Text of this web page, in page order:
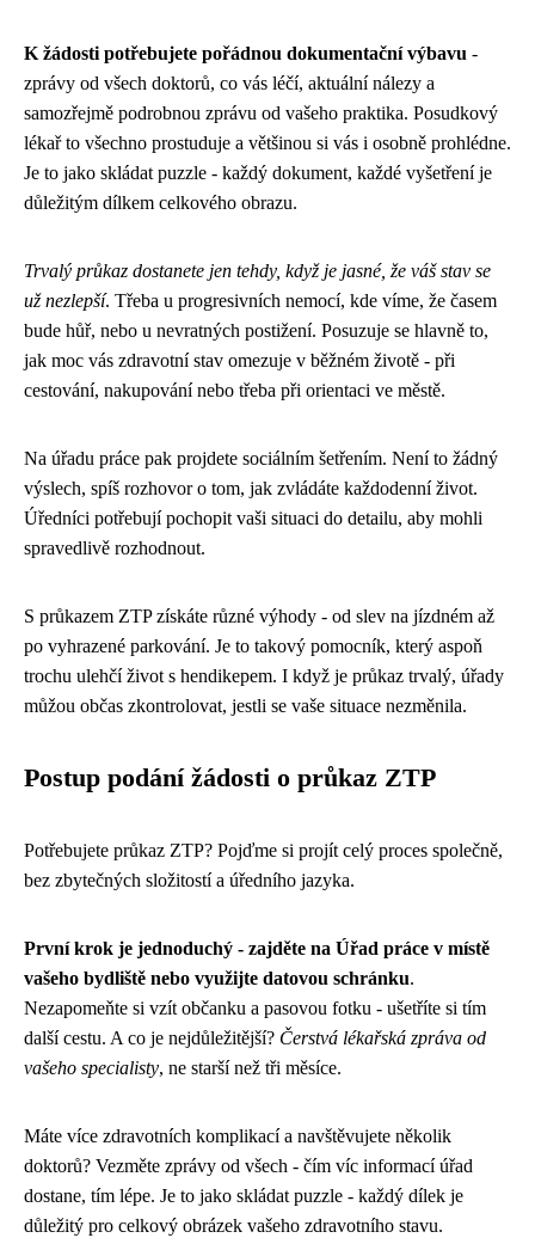
K žádosti potřebujete pořádnou dokumentační výbavu -
zprávy od všech doktorů, co vás léčí, aktuální nálezy a
samozřejmě podrobnou zprávu od vašeho praktika. Posudkový
lékař to všechno prostuduje a většinou si vás i osobně prohlédne.
Je to jako skládat puzzle - každý dokument, každé vyšetření je
důležitým dílkem celkového obrazu.
Trvalý průkaz dostanete jen tehdy, když je jasné, že váš stav se
už nezlepší. Třeba u progresivních nemocí, kde víme, že časem
bude hůř, nebo u nevratných postižení. Posuzuje se hlavně to,
jak moc vás zdravotní stav omezuje v běžném životě - při
cestování, nakupování nebo třeba při orientaci ve městě.
Na úřadu práce pak projdete sociálním šetřením. Není to žádný
výslech, spíš rozhovor o tom, jak zvládáte každodenní život.
Úředníci potřebují pochopit vaši situaci do detailu, aby mohli
spravedlivě rozhodnout.
S průkazem ZTP získáte různé výhody - od slev na jízdném až
po vyhrazené parkování. Je to takový pomocník, který aspoň
trochu ulehčí život s hendikepem. I když je průkaz trvalý, úřady
můžou občas zkontrolovat, jestli se vaše situace nezměnila.
Postup podání žádosti o průkaz ZTP
Potřebujete průkaz ZTP? Pojďme si projít celý proces společně,
bez zbytečných složitostí a úředního jazyka.
První krok je jednoduchý - zajděte na Úřad práce v místě
vašeho bydliště nebo využijte datovou schránku.
Nezapomeňte si vzít občanku a pasovou fotku - ušetříte si tím
další cestu. A co je nejdůležitější? Čerstvá lékařská zpráva od
vašeho specialisty, ne starší než tři měsíce.
Máte více zdravotních komplikací a navštěvujete několik
doktorů? Vezměte zprávy od všech - čím víc informací úřad
dostane, tím lépe. Je to jako skládat puzzle - každý dílek je
důležitý pro celkový obrázek vašeho zdravotního stavu.